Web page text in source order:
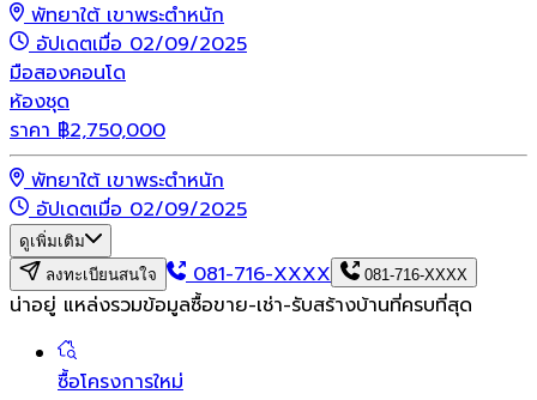
พัทยาใต้ เขาพระตำหนัก
อัปเดตเมื่อ 02/09/2025
มือสองคอนโด
ห้องชุด
ราคา ฿2,750,000
พัทยาใต้ เขาพระตำหนัก
อัปเดตเมื่อ 02/09/2025
ดูเพิ่มเติม
ลงทะเบียนสนใจ
081-716-XXXX 081-716-XXXX
น่าอยู่ แหล่งรวมข้อมูลซื้อขาย-เช่า-รับสร้างบ้านที่ครบที่สุด
ซื้อโครงการใหม่